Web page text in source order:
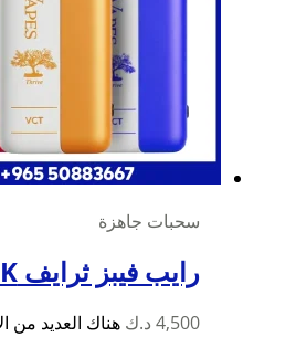
سحبات جاهزة
رايب فيبز ثرايف 40K
4,500 د.ك هناك العديد من